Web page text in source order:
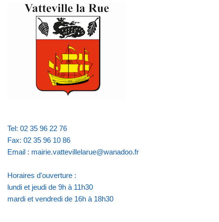
Tel: 02 35 96 22 76
Fax: 02 35 96 10 86
Email : mairie.vattevillelarue@wanadoo.fr
Horaires d'ouverture :
lundi et jeudi de 9h à 11h30
mardi et vendredi de 16h à 18h30